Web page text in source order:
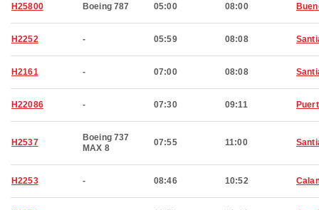
H25800 Boeing 787 05:00 08:00
H2252 - 05:59 08:08
H2161 - 07:00 08:08
H22086 - 07:30 09:11
H2537
Boeing 737
MAX 8
07:55 11:00
H2253 - 08:46 10:52